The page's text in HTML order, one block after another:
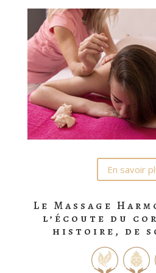
En savoir
Le Massage
l’écoute du
histoire, de